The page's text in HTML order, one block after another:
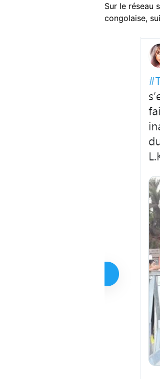
Sur le réseau
congolaise,